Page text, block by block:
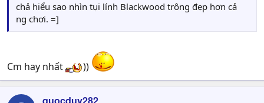
chả hiểu sao nhìn tụi lính Blackwood trông đẹp hơn cả
ng chơi. =]
Cm hay nhất ))